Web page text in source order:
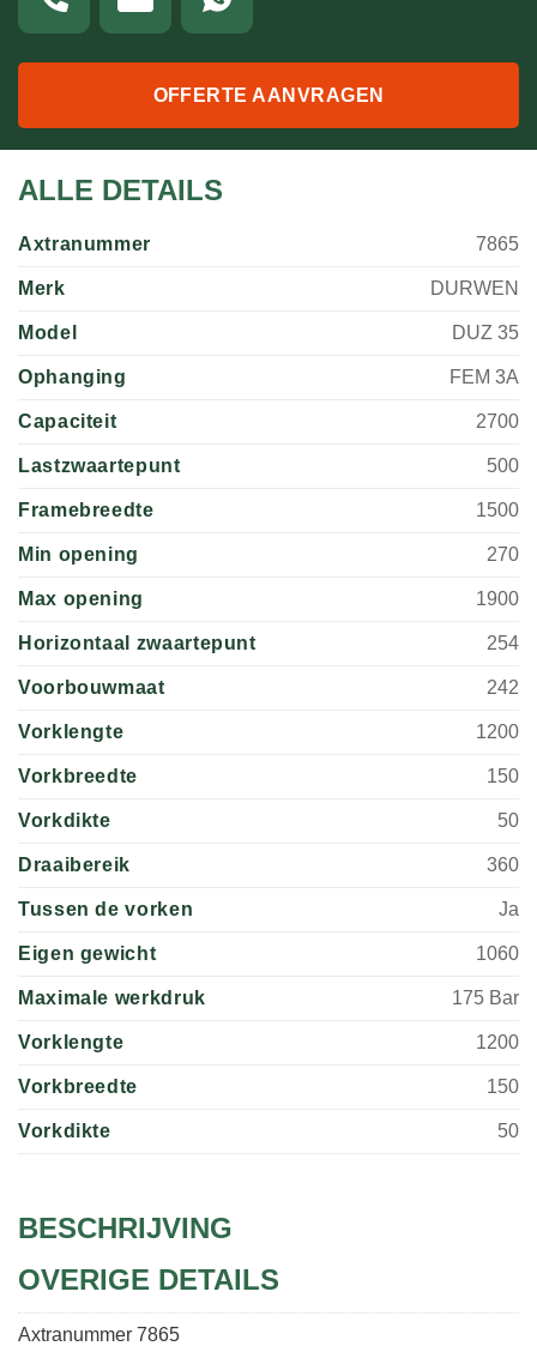
OFFERTE AANVRAGEN
ALLE DETAILS
Axtranummer 7865
Merk DURWEN
Model DUZ 35
Ophanging FEM 3A
Capaciteit 2700
Lastzwaartepunt 500
Framebreedte 1500
Min opening 270
Max opening 1900
Horizontaal zwaartepunt 254
Voorbouwmaat 242
Vorklengte 1200
Vorkbreedte 150
Vorkdikte 50
Draaibereik 360
Tussen de vorken Ja
Eigen gewicht 1060
Maximale werkdruk 175 Bar
Vorklengte 1200
Vorkbreedte 150
Vorkdikte 50
BESCHRIJVING
OVERIGE DETAILS
Axtranummer 7865